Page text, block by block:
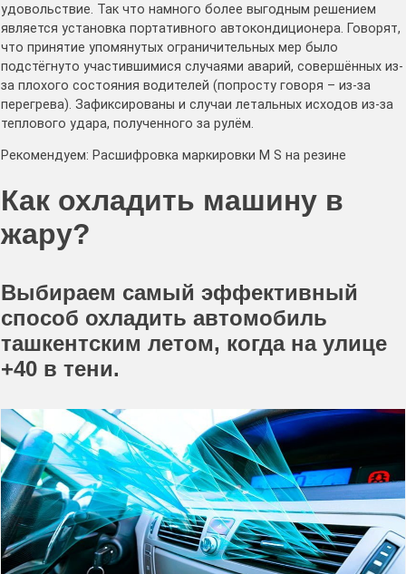
удовольствие. Так что намного более выгодным решением
является установка портативного автокондиционера. Говорят,
что принятие упомянутых ограничительных мер было
подстёгнуто участившимися случаями аварий, совершённых из-
за плохого состояния водителей (попросту говоря – из-за
перегрева). Зафиксированы и случаи летальных исходов из-за
теплового удара, полученного за рулём.
Рекомендуем: Расшифровка маркировки M S на резине
Как охладить машину в
жару?
Выбираем самый эффективный
способ охладить автомобиль
ташкентским летом, когда на улице
+40 в тени.